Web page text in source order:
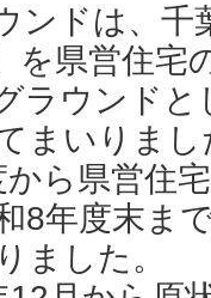
ンドは、
を県営住宅
ラウンド
まいりまし
ら県営住
8年度末ま
ました。